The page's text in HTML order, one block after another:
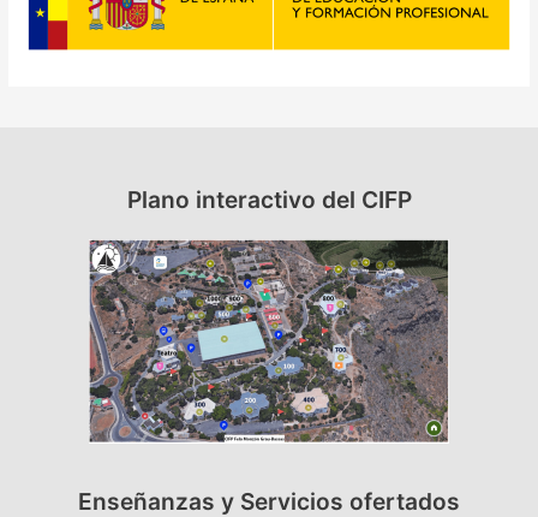
Plano interactivo del CIFP
Enseñanzas y Servicios ofertados